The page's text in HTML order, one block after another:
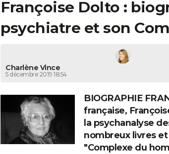
Françoise Dolto :
psychiatre et son
Charlène Vince
5 décembre 2019 18:54
BIOGRAPHIE
française,
la psychanalyse
nombreux livres
"Complexe du